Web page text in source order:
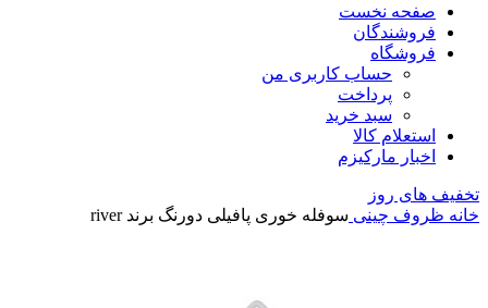
صفحه نخست
فروشندگان
فروشگاه
حساب کاربری من
پرداخت
سبد خرید
استعلام کالا
اخبار مارکیزم
تخفیف های روز
خانه ظروف چینی سوفله خوری پافیلی دو‌رنگ برند river